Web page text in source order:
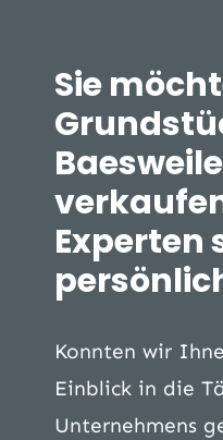
Sie
Experten
Konnten wir
Einblick in die
Unternehmens